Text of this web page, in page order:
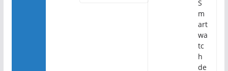
S
m
art
wa
tc
h
de